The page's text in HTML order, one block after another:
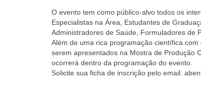
O evento tem como público-alvo todos os
Especialistas na Área, Estudantes de
Administradores de Saúde, Formuladores de
Além de uma rica programação científica
serem apresentados na Mostra de Produção
ocorrerá dentro da programação do evento.
Solicite sua ficha de inscrição pelo email: